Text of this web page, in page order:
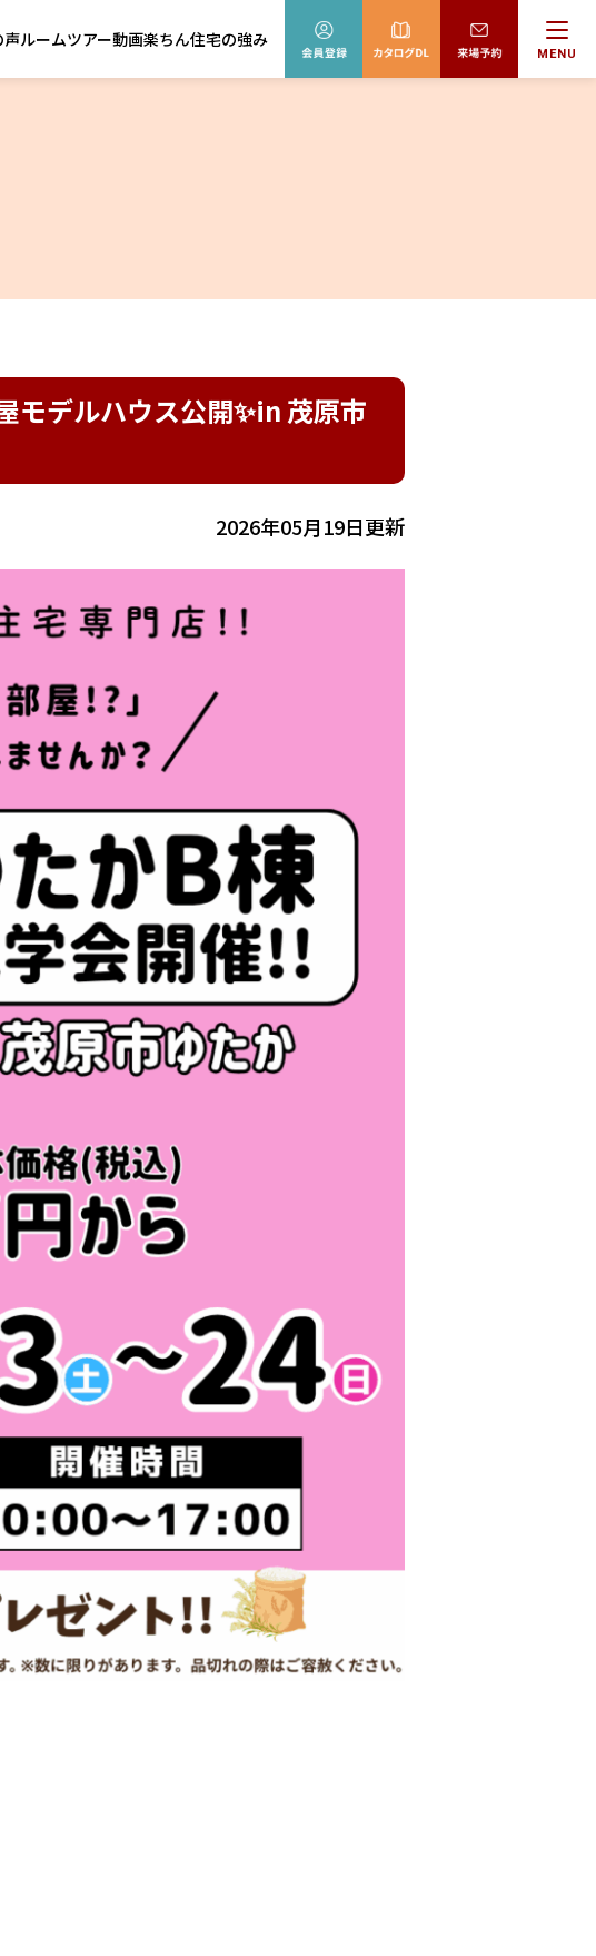
声ルームツアー動画楽ちん住宅の強み
MENU
モデルハウス公開✨in 茂原市
2026年05月19日更新